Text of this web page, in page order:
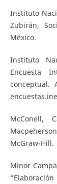
Instituto
Zubirán,
México.
Instituto
Encuesta
conceptual.
McConell,
McGraw-Hill.
Minor